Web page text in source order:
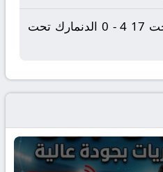
فرنسا تحت 17 4 - 0 الدنمارك تحت